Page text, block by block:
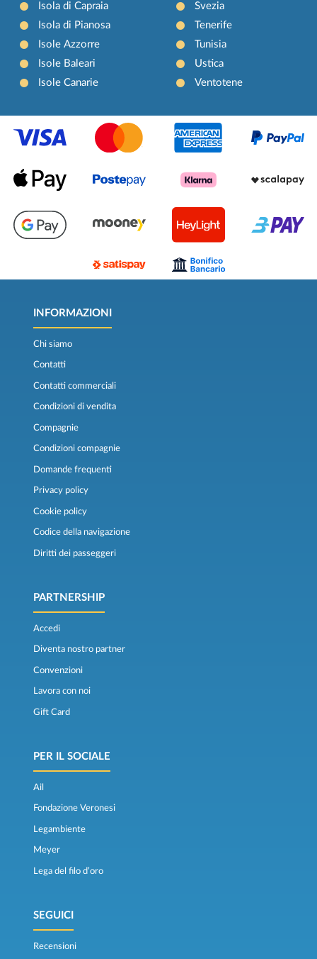
Isola di Capraia
Isola di Pianosa
Isole Azzorre
Isole Baleari
Isole Canarie
Svezia
Tenerife
Tunisia
Ustica
Ventotene
INFORMAZIONI
Chi siamo
Contatti
Contatti commerciali
Condizioni di vendita
Compagnie
Condizioni compagnie
Domande frequenti
Privacy policy
Cookie policy
Codice della navigazione
Diritti dei passeggeri
PARTNERSHIP
Accedi
Diventa nostro partner
Convenzioni
Lavora con noi
Gift Card
PER IL SOCIALE
Ail
Fondazione Veronesi
Legambiente
Meyer
Lega del filo d’oro
SEGUICI
Recensioni